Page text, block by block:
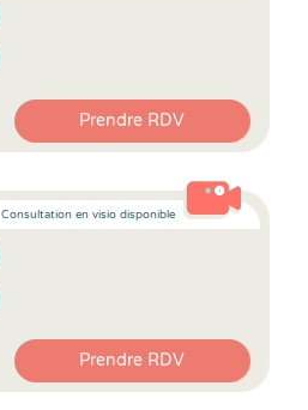
Prendre RDV
Consultation en visio disponible
Prendre RDV